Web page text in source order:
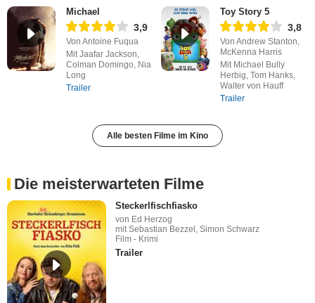
Michael
3,9
Von Antoine Fuqua
Mit Jaafar Jackson,
Colman Domingo, Nia
Long
Trailer
Toy Story 5
3,8
Von Andrew Stanton,
McKenna Harris
Mit Michael Bully
Herbig, Tom Hanks,
Walter von Hauff
Trailer
Alle besten Filme im Kino
Die meisterwarteten Filme
Steckerlfischfiasko
von Ed Herzog
mit Sebastian Bezzel, Simon Schwarz
Film - Krimi
Trailer